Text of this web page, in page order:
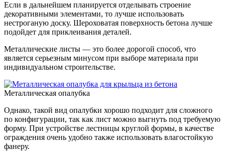
Если в дальнейшем планируется отделывать строение
декоративными элементами, то лучше использовать
нестроганую доску. Шероховатая поверхность бетона лучше
подойдет для приклеивания деталей.
Металлические листы — это более дорогой способ, что
является серьезным минусом при выборе материала при
индивидуальном строительстве.
Металлическая опалубка
Однако, такой вид опалубки хорошо подходит для сложного
по конфигурации, так как лист можно выгнуть под требуемую
форму. При устройстве лестницы круглой формы, в качестве
ограждения очень удобно также использовать влагостойкую
фанеру.